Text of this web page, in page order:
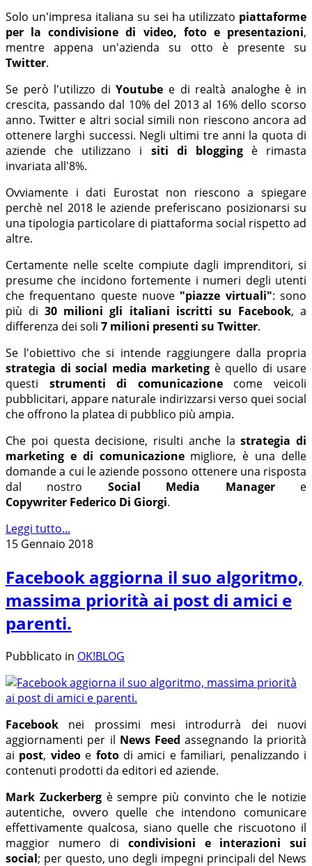
Solo un'impresa italiana su sei ha utilizzato piattaforme
per la condivisione di video, foto e presentazioni,
mentre appena un'azienda su otto è presente su
Twitter.
Se però l'utilizzo diYoutube e di realtà analoghe è in
crescita, passando dal 10% del 2013 al 16% dello scorso
anno. Twitter e altri social simili non riescono ancora ad
ottenere larghi successi. Negli ultimi tre anni la quota di
aziende che utilizzano i siti di bloggingè rimasta
invariata all'8%.
Ovviamente i dati Eurostat non riescono a spiegare
perchè nel 2018 le aziende preferiscano posizionarsi su
una tipologia particolare di piattaforma social rispetto ad
altre.
Certamente nelle scelte compiute dagli imprenditori, si
presume che incidono fortemente i numeri degli utenti
che frequentano queste nuove "piazze virtuali": sono
più di30 milioni gli italiani iscritti su Facebook, a
differenza dei soli 7 milioni presenti su Twitter.
Se l'obiettivo che si intende raggiungere dalla propria
strategia di social media marketing è quello di usare
questi strumenti di comunicazionecome veicoli
pubblicitari, appare naturale indirizzarsi verso quei social
che offrono la platea di pubblico più ampia.
Che poi questa decisione, risulti anche lastrategia di
marketing e di comunicazionemigliore, è una delle
domande a cui le aziende possono ottenere una risposta
dal nostro Social Media Managere
Copywriter Federico Di Giorgi.
Leggi tutto...
15 Gennaio 2018
Facebook aggiorna il suo algoritmo,
massima priorità ai post di amici e
parenti.
Pubblicato in OK!BLOG
Facebook nei prossimi mesi introdurrà dei nuovi
aggiornamenti per il News Feed assegnando la priorità
ai post, videoe fotodi amici e familiari, penalizzando i
contenuti prodotti da editori ed aziende.
Mark Zuckerbergè sempre più convinto che le notizie
autentiche, ovvero quelle che intendono comunicare
effettivamente qualcosa, siano quelle che riscuotono il
maggior numero di condivisioni e interazioni sui
social; per questo, uno degli impegni principali del News